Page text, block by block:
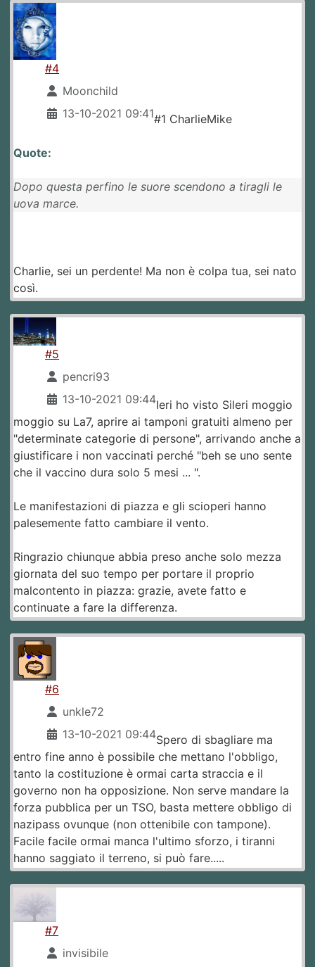
#4
Moonchild
13-10-2021 09:41#1 CharlieMike
Quote:
Dopo questa perfino le suore scendono a tiragli le
uova marce.
Charlie, sei un perdente! Ma non è colpa tua, sei nato
così.
#5
pencri93
13-10-2021 09:44Ieri ho visto Sileri moggio
moggio su La7, aprire ai tamponi gratuiti almeno per
"determinate categorie di persone", arrivando anche a
giustificare i non vaccinati perché "beh se uno sente
che il vaccino dura solo 5 mesi ... ".
Le manifestazioni di piazza e gli scioperi hanno
palesemente fatto cambiare il vento.
Ringrazio chiunque abbia preso anche solo mezza
giornata del suo tempo per portare il proprio
malcontento in piazza: grazie, avete fatto e
continuate a fare la differenza.
#6
unkle72
13-10-2021 09:44Spero di sbagliare ma
entro fine anno è possibile che mettano l'obbligo,
tanto la costituzione è ormai carta straccia e il
governo non ha opposizione. Non serve mandare la
forza pubblica per un TSO, basta mettere obbligo di
nazipass ovunque (non ottenibile con tampone).
Facile facile ormai manca l'ultimo sforzo, i tiranni
hanno saggiato il terreno, si può fare.....
#7
invisibile